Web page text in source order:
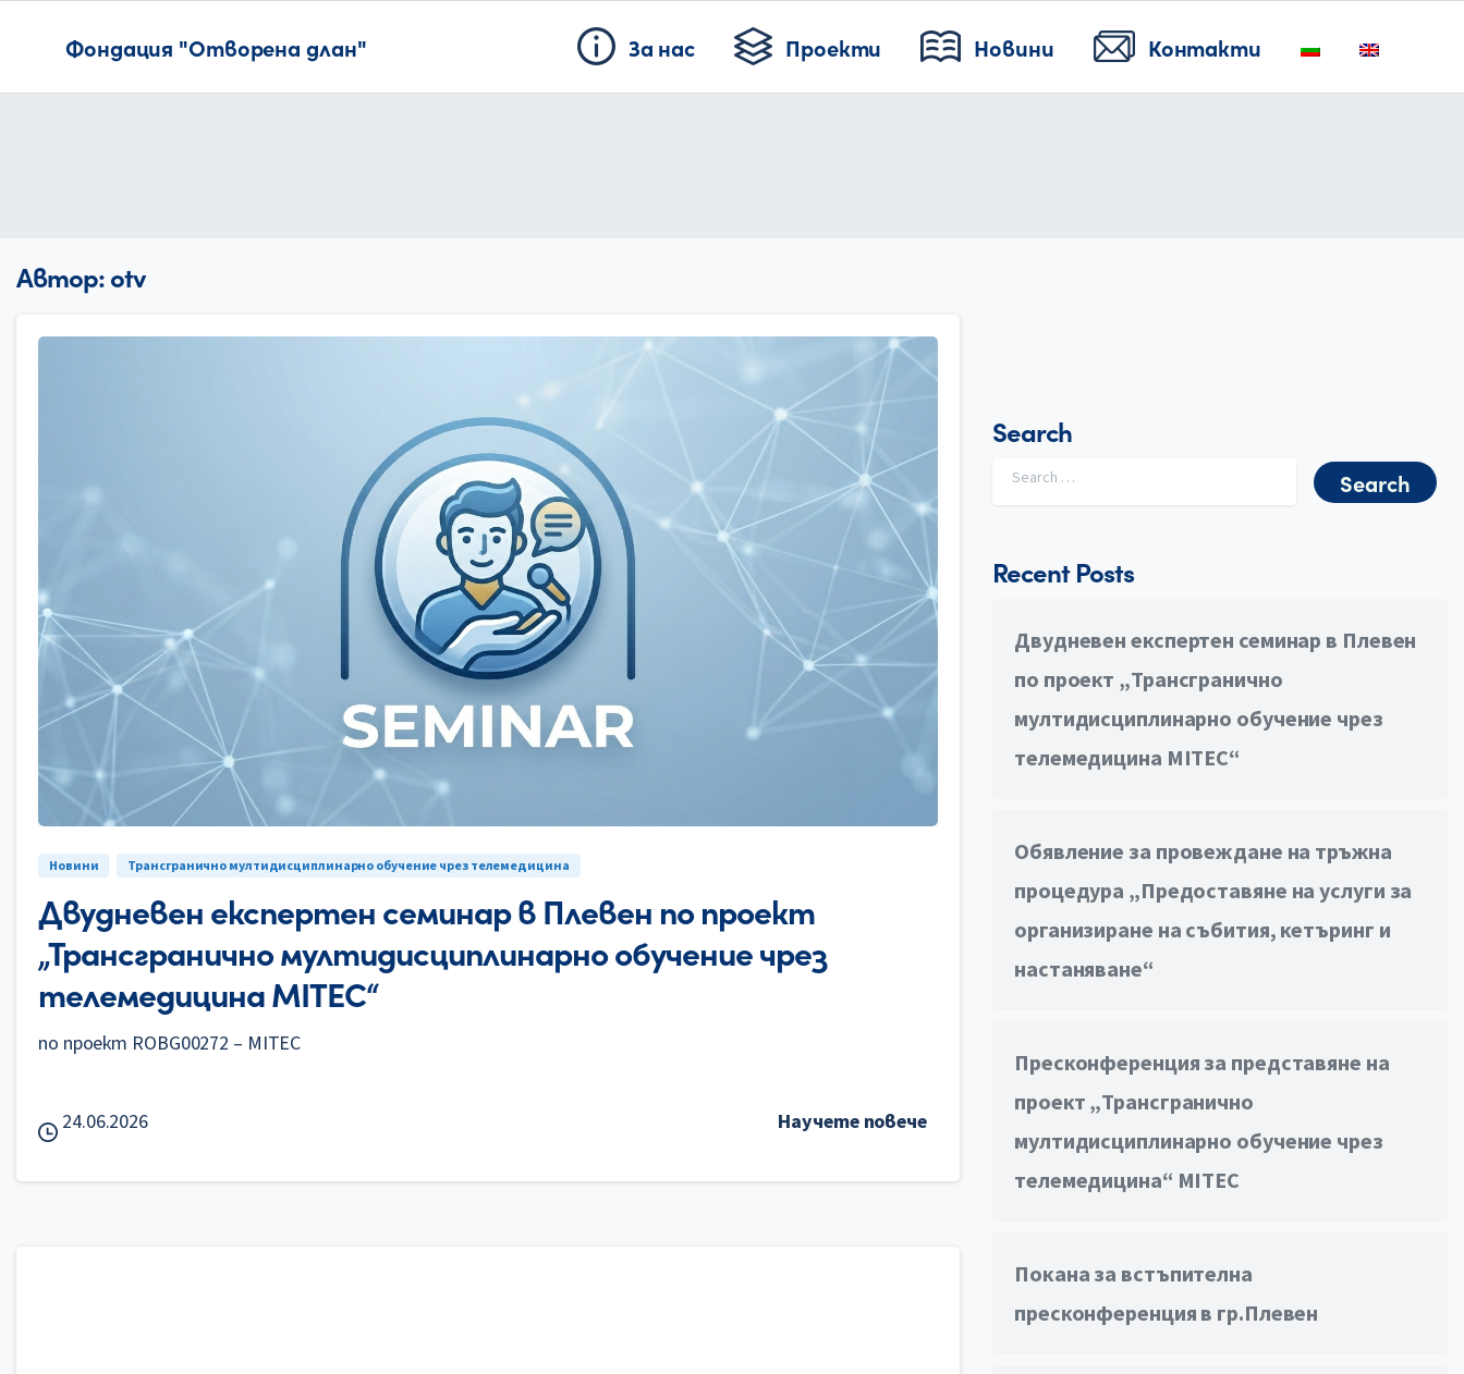
Фондация "Отворена длан" За нас Проекти Новини Контакти
Автор:otv
Новини Трансгранично мултидисциплинарно обучение чрез телемедицина
Двудневен експертен семинар в Плевен по проект
„Трансгранично мултидисциплинарно обучение чрез
телемедицина MITEC“
по проект ROBG00272 – MITEC
24.06.2026 Научете повече
Search
Recent Posts
Двудневен експертен семинар в Плевен
по проект „Трансгранично
мултидисциплинарно обучение чрез
телемедицина MITEC“
Обявление за провеждане на тръжна
процедура „Предоставяне на услуги за
организиране на събития, кетъринг и
настаняване“
Пресконференция за представяне на
проект „Трансгранично
мултидисциплинарно обучение чрез
телемедицина“ MITEC
Покана за встъпителна
пресконференция в гр.Плевен